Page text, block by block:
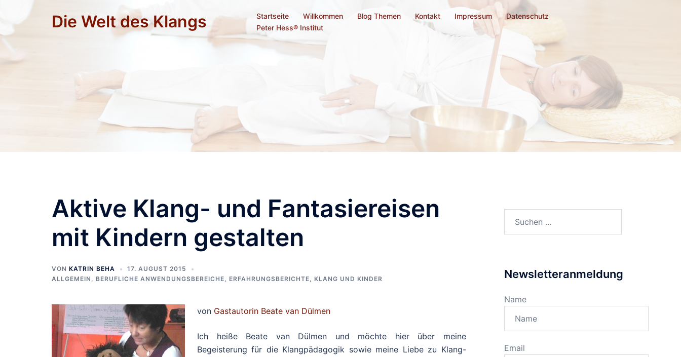
springen
Die Welt des Klangs Startseite Willkommen Blog Themen Kontakt Impressum
Datenschutz
Peter Hess® Institut
Aktive Klang- und Fantasiereisen
mit Kindern gestalten
VON KATRIN BEHA
17. AUGUST 2015
ALLGEMEIN , BERUFLICHE ANWENDUNGSBEREICHE, ERFAHRUNGSBERICHTE, KLANG UND KINDER
von Gastautorin Beate van Dülmen
Ich heiße Beate van Dülmen und möchte hier über meine
Begeisterung für die Klangpädagogik sowie meine Liebe zu Klang-
Newsletteranmeldung
Name
Email